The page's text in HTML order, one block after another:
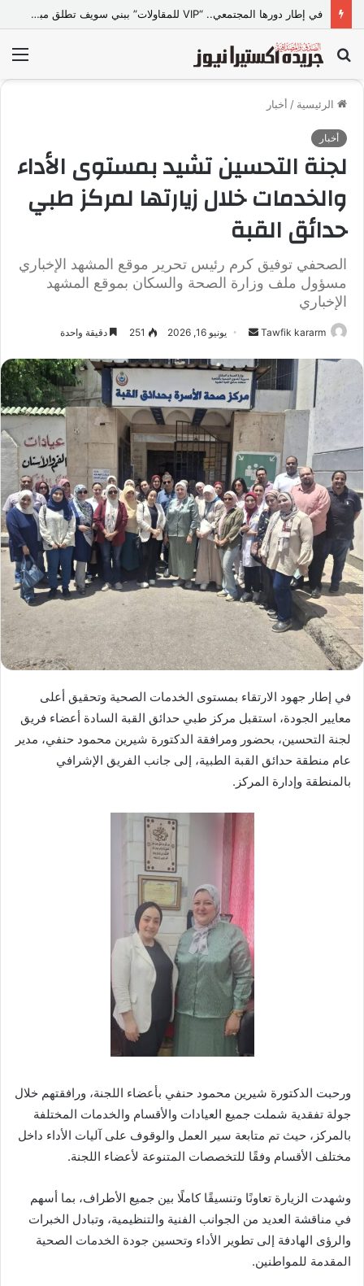
في إطار دورها المجتمعي.. “VIP للمقاولات” ببني سويف تطلق مبادرة “تعالي أقدم على تصالح” بالمجان
بحث
عن
الرئيسية / أخبار
أخبار
لجنة التحسين تشيد بمستوى الأداء
والخدمات خلال زيارتها لمركز طبي
حدائق القبة
الصحفي توفيق كرم رئيس تحرير موقع المشهد الإخباري
مسؤول ملف وزارة الصحة والسكان بموقع المشهد
الإخباري
Tawfik kararm
س
ب
ي
د
ا
إ
ل
ك
ت
ر
و
ن
ي
يونيو 16, 2026 251 دقيقة واحدة
في إطار جهود الارتقاء بمستوى الخدمات الصحية وتحقيق أعلى
معايير الجودة، استقبل مركز طبي حدائق القبة السادة أعضاء فريق
لجنة التحسين، بحضور ومرافقة الدكتورة شيرين محمود حنفي، مدير
عام منطقة حدائق القبة الطبية، إلى جانب الفريق الإشرافي
بالمنطقة وإدارة المركز.
ورحبت الدكتورة شيرين محمود حنفي بأعضاء اللجنة، ورافقتهم خلال
جولة تفقدية شملت جميع العيادات والأقسام والخدمات المختلفة
بالمركز، حيث تم متابعة سير العمل والوقوف على آليات الأداء داخل
مختلف الأقسام وفقًا للتخصصات المتنوعة لأعضاء اللجنة.
وشهدت الزيارة تعاونًا وتنسيقًا كاملًا بين جميع الأطراف، بما أسهم
في مناقشة العديد من الجوانب الفنية والتنظيمية، وتبادل الخبرات
والرؤى الهادفة إلى تطوير الأداء وتحسين جودة الخدمات الصحية
المقدمة للمواطنين.